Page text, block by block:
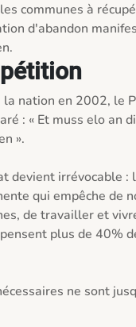
d'abandon
nation en 2002, le
: « Et muss elo an
».
devient irrévocable :
qui empêche de
de travailler et
plus de 40%
ne sont